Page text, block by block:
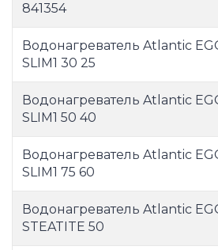
841354
Водонагреватель Atlantic
SLIM1 30 25
Водонагреватель Atlantic
SLIM1 50 40
Водонагреватель Atlantic
SLIM1 75 60
Водонагреватель Atlantic
STEATITE 50